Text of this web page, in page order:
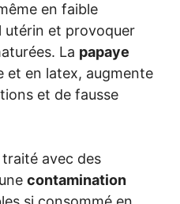
en faible
utérin et provoquer
La papaye
et en latex, augmente
et de fausse
avec des
contamination